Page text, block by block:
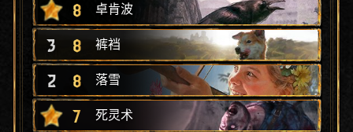
8 卓肯波
3 8 裤裆
2 8 落雪
7 死灵术